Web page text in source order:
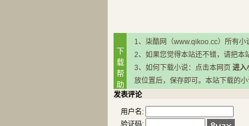
下
载
帮
助
1、柒酷网（www.qikoo.cc）所有小
2、如果您觉得本站还不错，请把本
3、如何下载小说：点击本网页 进入
放位置后，保存即可。本站下载的
发表评论
用户名:
验证码: